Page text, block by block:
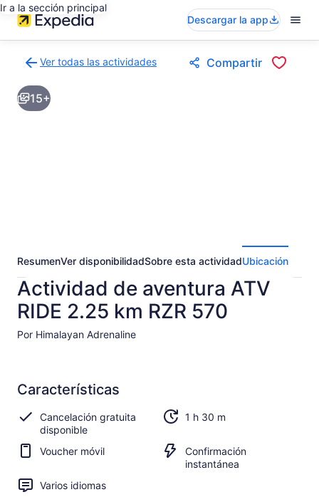
Ir a la sección principal
Descargar la app
Ver todas las actividades
a
la
página
Compartir
15+
ResumenVer disponibilidadSobre esta actividadUbicación
Actividad de aventura ATV
RIDE 2.25 km RZR 570
Por Himalayan Adrenaline
Características
Cancelación gratuita
disponible
1 h 30 m
Voucher móvil
Confirmación
instantánea
Varios idiomas